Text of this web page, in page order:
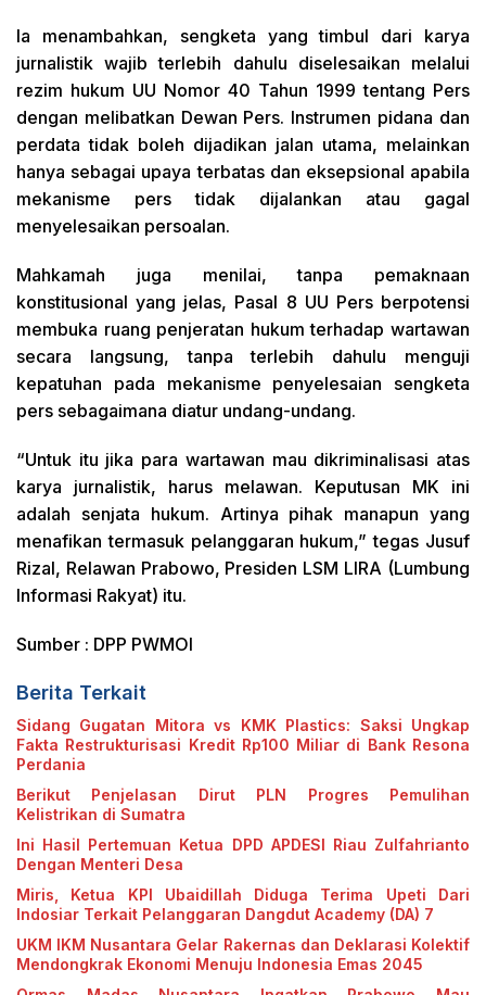
Ia menambahkan, sengketa yang timbul dari karya
jurnalistik wajib terlebih dahulu diselesaikan melalui
rezim hukum UU Nomor 40 Tahun 1999 tentang Pers
dengan melibatkan Dewan Pers. Instrumen pidana dan
perdata tidak boleh dijadikan jalan utama, melainkan
hanya sebagai upaya terbatas dan eksepsional apabila
mekanisme pers tidak dijalankan atau gagal
menyelesaikan persoalan.
Mahkamah juga menilai, tanpa pemaknaan
konstitusional yang jelas, Pasal 8 UU Pers berpotensi
membuka ruang penjeratan hukum terhadap wartawan
secara langsung, tanpa terlebih dahulu menguji
kepatuhan pada mekanisme penyelesaian sengketa
pers sebagaimana diatur undang-undang.
“Untuk itu jika para wartawan mau dikriminalisasi atas
karya jurnalistik, harus melawan. Keputusan MK ini
adalah senjata hukum. Artinya pihak manapun yang
menafikan termasuk pelanggaran hukum,” tegas Jusuf
Rizal, Relawan Prabowo, Presiden LSM LIRA (Lumbung
Informasi Rakyat) itu.
Sumber : DPP PWMOI
Berita Terkait
Sidang Gugatan Mitora vs KMK Plastics: Saksi Ungkap
Fakta Restrukturisasi Kredit Rp100 Miliar di Bank Resona
Perdania
Berikut Penjelasan Dirut PLN Progres Pemulihan
Kelistrikan di Sumatra
Ini Hasil Pertemuan Ketua DPD APDESI Riau Zulfahrianto
Dengan Menteri Desa
Miris, Ketua KPI Ubaidillah Diduga Terima Upeti Dari
Indosiar Terkait Pelanggaran Dangdut Academy (DA) 7
UKM IKM Nusantara Gelar Rakernas dan Deklarasi Kolektif
Mendongkrak Ekonomi Menuju Indonesia Emas 2045